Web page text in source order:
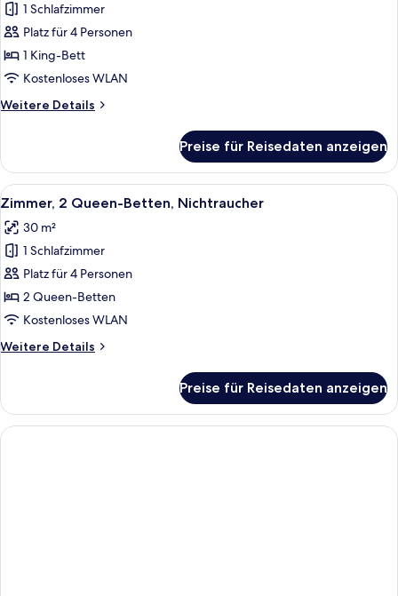
Suite,
1
Schlafzimmer,
Nichtraucher
King
1 Schlafzimmer
Platz für 4 Personen
1 King-Bett
Kostenloses WLAN
Weitere Details
Weitere
1
Schlafzimmer,
Nichtraucher
King
bed)
Preise für Reisedaten anzeigen
Alle
Fotos
für
Zimmer,
2 Queen-
Betten,
Nichtraucher
Ein Hotelzimmer mit zwei Betten,
4
Zimmer, 2 Queen-Betten, Nichtraucher
30 m²
1 Schlafzimmer
Platz für 4 Personen
2 Queen-Betten
Kostenloses WLAN
Weitere Details
Weitere
2 Queen-
Betten,
Nichtraucher
Preise für Reisedaten anzeigen